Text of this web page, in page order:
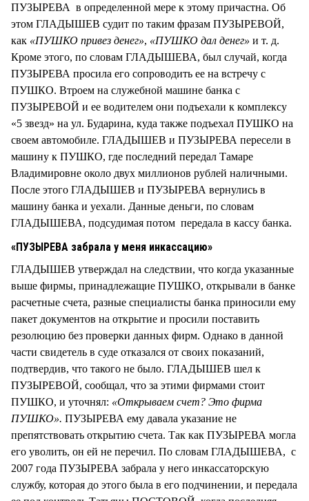
ПУЗЫРЕВА в определенной мере к этому причастна. Об
этом ГЛАДЫШЕВ судит по таким фразам ПУЗЫРЕВОЙ,
как «ПУШКО привез денег», «ПУШКО дал денег» и т. д.
Кроме этого, по словам ГЛАДЫШЕВА, был случай, когда
ПУЗЫРЕВА просила его сопроводить ее на встречу с
ПУШКО. Втроем на служебной машине банка с
ПУЗЫРЕВОЙ и ее водителем они подъехали к комплексу
«5 звезд» на ул. Бударина, куда также подъехал ПУШКО на
своем автомобиле. ГЛАДЫШЕВ и ПУЗЫРЕВА пересели в
машину к ПУШКО, где последний передал Тамаре
Владимировне около двух миллионов рублей наличными.
После этого ГЛАДЫШЕВ и ПУЗЫРЕВА вернулись в
машину банка и уехали. Данные деньги, по словам
ГЛАДЫШЕВА, подсудимая потом передала в кассу банка.
«ПУЗЫРЕВА забрала у меня инкассацию»
ГЛАДЫШЕВ утверждал на следствии, что когда указанные
выше фирмы, принадлежащие ПУШКО, открывали в банке
расчетные счета, разные специалисты банка приносили ему
пакет документов на открытие и просили поставить
резолюцию без проверки данных фирм. Однако в данной
части свидетель в суде отказался от своих показаний,
подтвердив, что такого не было. ГЛАДЫШЕВ шел к
ПУЗЫРЕВОЙ, сообщал, что за этими фирмами стоит
ПУШКО, и уточнял: «Открываем счет? Это фирма
ПУШКО». ПУЗЫРЕВА ему давала указание не
препятствовать открытию счета. Так как ПУЗЫРЕВА могла
его уволить, он ей не перечил. По словам ГЛАДЫШЕВА, с
2007 года ПУЗЫРЕВА забрала у него инкассаторскую
службу, которая до этого была в его подчинении, и передала